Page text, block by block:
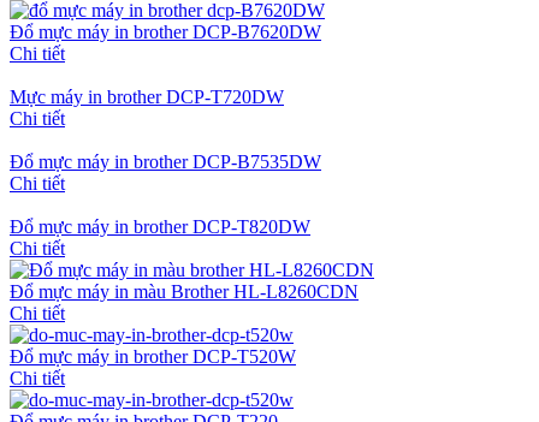
Đổ mực máy in brother DCP-B7620DW
Chi tiết
Mực máy in brother DCP-T720DW
Chi tiết
Đổ mực máy in brother DCP-B7535DW
Chi tiết
Đổ mực máy in brother DCP-T820DW
Chi tiết
Đổ mực máy in màu Brother HL-L8260CDN
Chi tiết
Đổ mực máy in brother DCP-T520W
Chi tiết